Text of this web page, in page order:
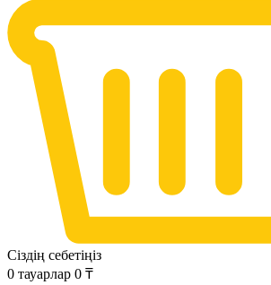
Сіздің себетіңіз
0 тауарлар 0 ₸